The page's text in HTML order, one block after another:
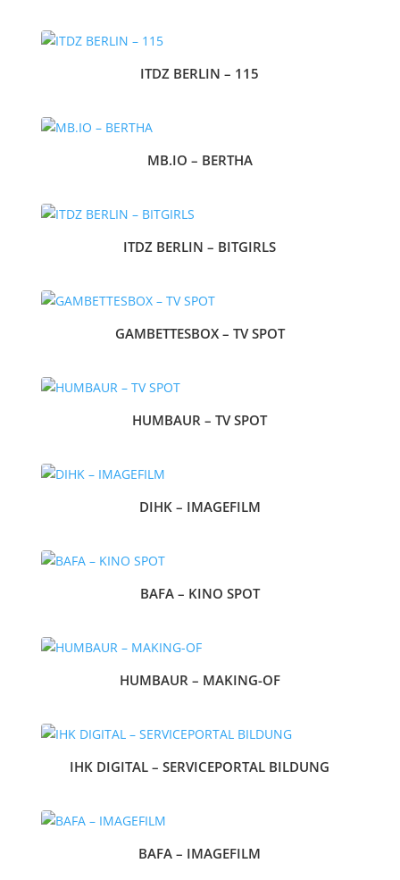
ITDZ BERLIN – 115
MB.IO – BERTHA
ITDZ BERLIN – BITGIRLS
GAMBETTESBOX – TV SPOT
HUMBAUR – TV SPOT
DIHK – IMAGEFILM
BAFA – KINO SPOT
HUMBAUR – MAKING-OF
IHK DIGITAL – SERVICEPORTAL BILDUNG
BAFA – IMAGEFILM